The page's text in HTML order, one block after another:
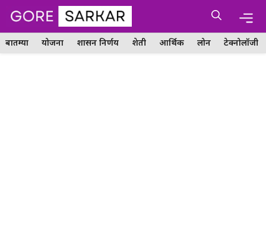
Skip
content
बातम्या योजना शासन निर्णय शेती आर्थिक लोन टेक्नोलॉजी